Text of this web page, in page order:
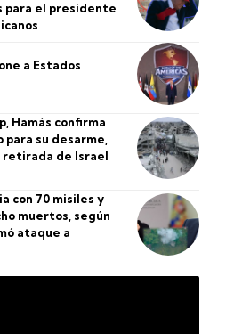
para el presidente
a Estados
Hamás confirma
su desarme,
retirada de Israel
con 70 misiles y
muertos, según
ataque a